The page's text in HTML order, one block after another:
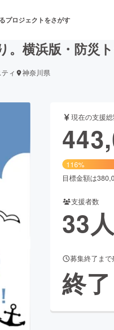
プロジェクトをさがす
舞台・パフォーマンス
フード・飲食店
ビューティー・ヘルスケア
Creation
ya
横浜版・防災
ィ 神奈川県
現在の支援
116%
目標金額は
支援者数
33人
募集終了まで
終了